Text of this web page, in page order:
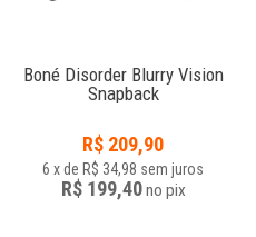
Boné Disorder Blurry Vision
Snapback
R$ 209,90
6 xde R$ 34,98 sem juros
R$ 199,40no pix